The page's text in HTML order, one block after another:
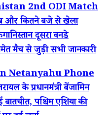
2nd ODI Match
कितने बजे से खेला
दूसरा वनडे
मैच से जुड़ी सभी जानकारी
Netanyahu Phone
के प्रधानमंत्री बेंजामिन
पश्चिम एशिया की